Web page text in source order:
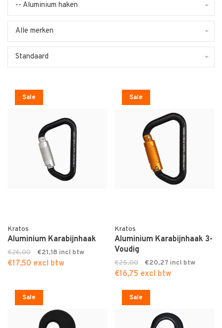
-- Aluminium haken
Alle merken
Standaard
Sale
Kratos
Aluminium Karabijnhaak
€26,00 €21,18
€17,50 excl btw
Sale
Kratos
Aluminium Karabijnhaak 3-
Voudig
€25,00 €20,27
€16,75 excl btw
Sale Sale